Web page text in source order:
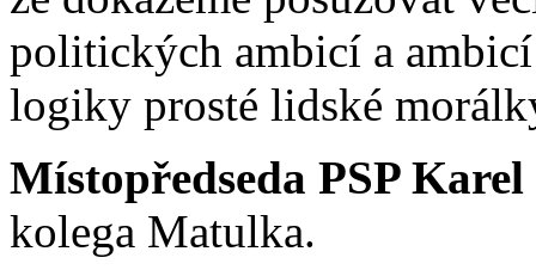
politických ambicí a
logiky prosté lidské
Místopředseda PSP
kolega Matulka.